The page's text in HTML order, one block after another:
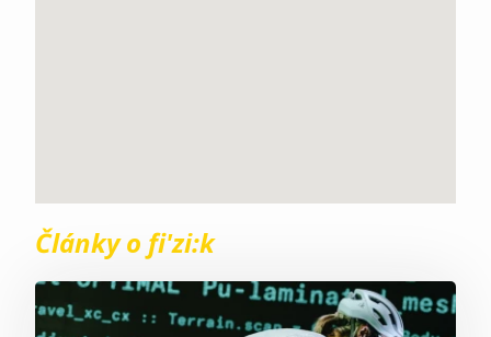
Články o fi'zi:k